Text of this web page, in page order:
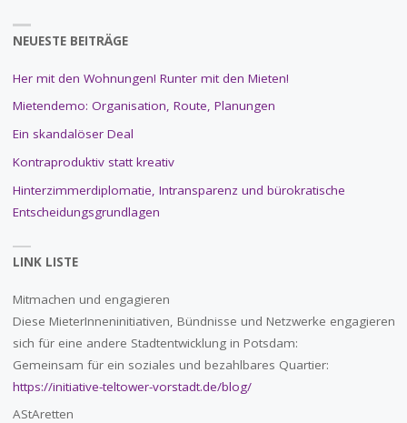
NEUESTE BEITRÄGE
Her mit den Wohnungen! Runter mit den Mieten!
Mietendemo: Organisation, Route, Planungen
Ein skandalöser Deal
Kontraproduktiv statt kreativ
Hinterzimmerdiplomatie, Intransparenz und bürokratische
Entscheidungsgrundlagen
LINK LISTE
Mitmachen und engagieren
Diese MieterInneninitiativen, Bündnisse und Netzwerke engagieren
sich für eine andere Stadtentwicklung in Potsdam:
Gemeinsam für ein soziales und bezahlbares Quartier:
https://initiative-teltower-vorstadt.de/blog/
AStAretten